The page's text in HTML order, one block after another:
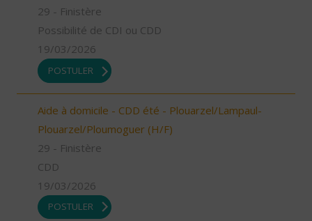
29 - Finistère
Possibilité de CDI ou CDD
19/03/2026
POSTULER
Aide à domicile - CDD été - Plouarzel/Lampaul-
Plouarzel/Ploumoguer (H/F)
29 - Finistère
CDD
19/03/2026
POSTULER